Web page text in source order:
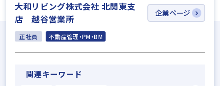
大和リビング株式会社 北関東支
店 越谷営業所
企業ページ
正社員 不動産管理・PM・BM
関連キーワード